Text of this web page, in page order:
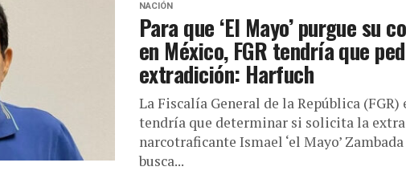
NACIÓN
Para que ‘El Mayo’ purgue su
en México, FGR tendría que
extradición: Harfuch
La Fiscalía General de la República (FGR)
tendría que determinar si solicita la
narcotraficante Ismael ‘el Mayo’ Zambada
busca...